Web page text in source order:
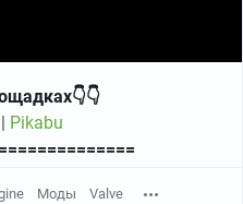
Pikabu
Моды Valve